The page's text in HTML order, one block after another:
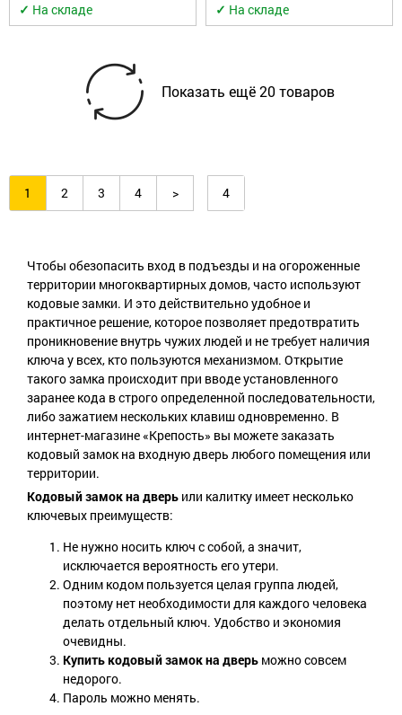
✓ На складе
✓ На складе
Показать ещё20товаров
1 2 3 4 > 4
Чтобы обезопасить вход в подъезды и на огороженные
территории многоквартирных домов, часто используют
кодовые замки. И это действительно удобное и
практичное решение, которое позволяет предотвратить
проникновение внутрь чужих людей и не требует наличия
ключа у всех, кто пользуются механизмом. Открытие
такого замка происходит при вводе установленного
заранее кода в строго определенной последовательности,
либо зажатием нескольких клавиш одновременно. В
интернет-магазине «Крепость» вы можете заказать
кодовый замок на входную дверь любого помещения или
территории.
Кодовый замок на дверь или калитку имеет несколько
ключевых преимуществ:
Не нужно носить ключ с собой, а значит,
исключается вероятность его утери.
Одним кодом пользуется целая группа людей,
поэтому нет необходимости для каждого человека
делать отдельный ключ. Удобство и экономия
очевидны.
Купить кодовый замок на дверь можно совсем
недорого.
Пароль можно менять.